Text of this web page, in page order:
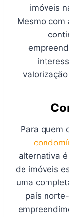
imóveis
Mesmo com
Para quem
alternativa
de imóveis
uma
país